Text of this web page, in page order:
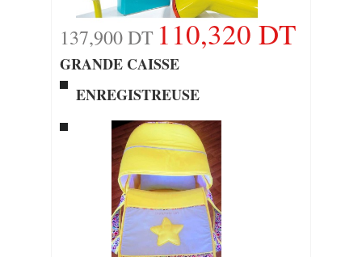
137,900 DT 110,320 DT
GRANDE CAISSE
ENREGISTREUSE